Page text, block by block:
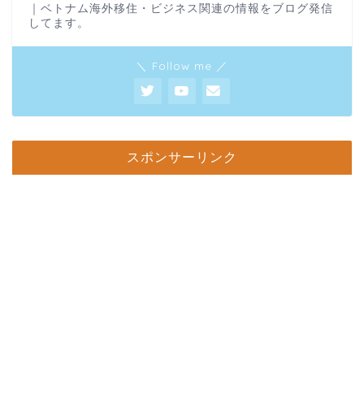
｜ベトナム海外移住・ビジネス関連の情報をブログ発信
してます。
＼ Follow me ／
スポンサーリンク